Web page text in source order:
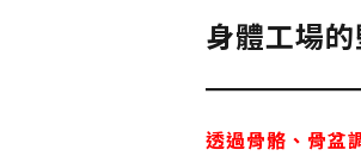
身體工場
透過骨骼、骨盆